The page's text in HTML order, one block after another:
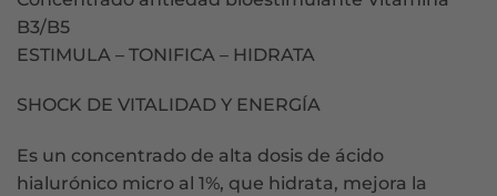
B3/B5
ESTIMULA – TONIFICA – HIDRATA
SHOCK DE VITALIDAD Y ENERGÍA
Es un concentrado de alta dosis de ácido
hialurónico micro al 1%, que hidrata, mejora la